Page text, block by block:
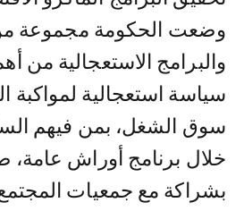
وضعت الحكومة مجموعة من
والبرامج الاستعجالية من
سياسة استعجالية لمواكبة
سوق الشغل، بمن فيهم
خلال برنامج أوراش
بشراكة مع جمعيات